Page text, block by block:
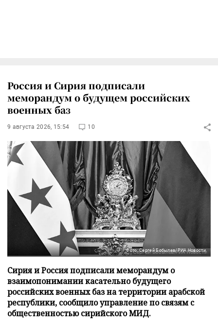
Россия и Сирия подписали
меморандум о будущем российских
военных баз
9 августа 2026, 15:54 10
Фото: Сергей Бобылев/РИА Новости
Сирия и Россия подписали меморандум о
взаимопонимании касательно будущего
российских военных баз на территории арабской
республики, сообщило управление по связям с
общественностью сирийского МИД.